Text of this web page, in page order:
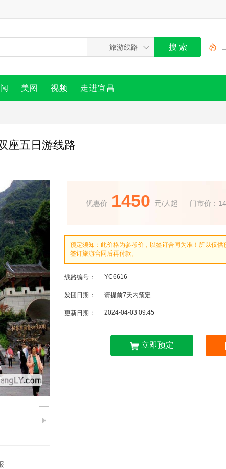
美图 视频 走进宜昌
座五日游线路
优惠价 1450 元/人起 门市价：
预定须知：此价格为参考价，以签订合同为准！所以仅
签订旅游合同后再付款。
线路编号： YC6616
发团日期： 请提前7天内预定
更新日期： 2024-04-03 09:45
立即预定